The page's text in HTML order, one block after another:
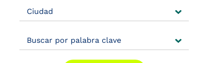
Ciudad
Buscar por palabra clave